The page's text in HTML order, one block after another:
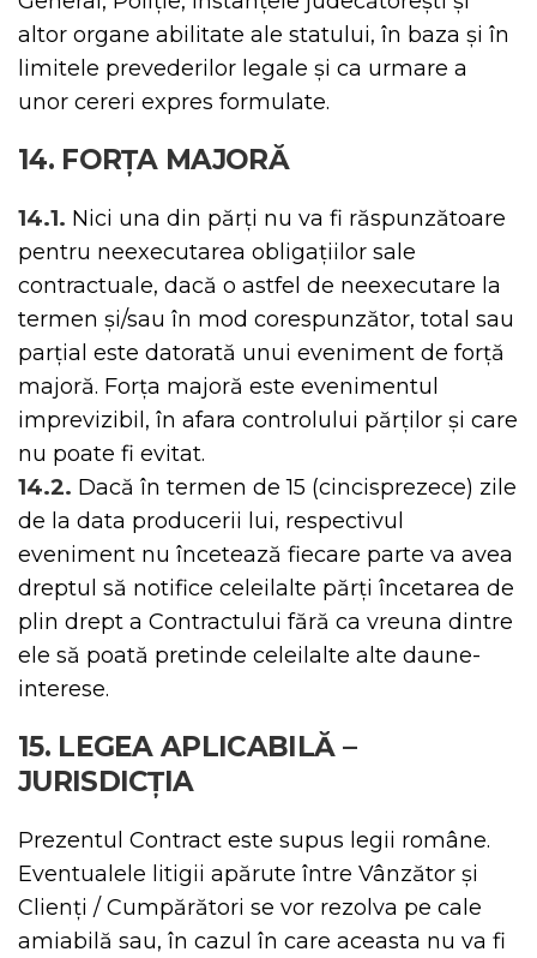
altor organe abilitate ale statului, în baza și în
limitele prevederilor legale și ca urmare a
unor cereri expres formulate.
14. FORȚA MAJORĂ
14.1. Nici una din părți nu va fi răspunzătoare
pentru neexecutarea obligațiilor sale
contractuale, dacă o astfel de neexecutare la
termen și/sau în mod corespunzător, total sau
parțial este datorată unui eveniment de forță
majoră. Forța majoră este evenimentul
imprevizibil, în afara controlului părților și care
nu poate fi evitat.
14.2. Dacă în termen de 15 (cincisprezece) zile
de la data producerii lui, respectivul
eveniment nu încetează fiecare parte va avea
dreptul să notifice celeilalte părți încetarea de
plin drept a Contractului fără ca vreuna dintre
ele să poată pretinde celeilalte alte daune-
interese.
15. LEGEA APLICABILĂ –
JURISDICȚIA
Prezentul Contract este supus legii române.
Eventualele litigii apărute între Vânzător și
Clienți / Cumpărători se vor rezolva pe cale
amiabilă sau, în cazul în care aceasta nu va fi